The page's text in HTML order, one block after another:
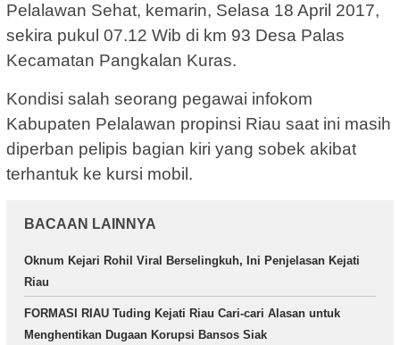
Pelalawan Sehat, kemarin, Selasa 18 April 2017,
sekira pukul 07.12 Wib di km 93 Desa Palas
Kecamatan Pangkalan Kuras.
Kondisi salah seorang pegawai infokom
Kabupaten Pelalawan propinsi Riau saat ini masih
diperban pelipis bagian kiri yang sobek akibat
terhantuk ke kursi mobil.
BACAAN LAINNYA
Oknum Kejari Rohil Viral Berselingkuh, Ini Penjelasan Kejati
Riau
FORMASI RIAU Tuding Kejati Riau Cari-cari Alasan untuk
Menghentikan Dugaan Korupsi Bansos Siak